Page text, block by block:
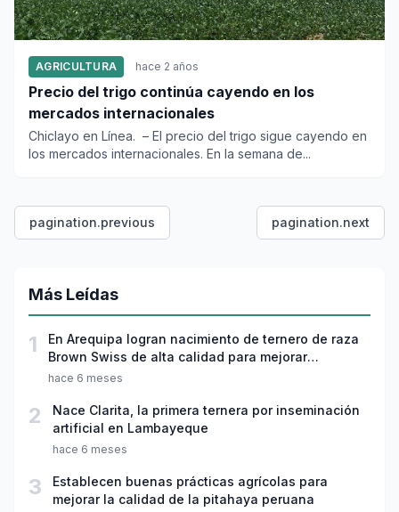
AGRICULTURA hace 2 años
Precio del trigo continúa cayendo en los
mercados internacionales
Chiclayo en Línea. – El precio del trigo sigue cayendo en
los mercados internacionales. En la semana de...
pagination.previous pagination.next
Más Leídas
1
En Arequipa logran nacimiento de ternero de raza
Brown Swiss de alta calidad para mejorar
producción láctea vacuna
hace 6 meses
2
Nace Clarita, la primera ternera por inseminación
artificial en Lambayeque
hace 6 meses
3
Establecen buenas prácticas agrícolas para
mejorar la calidad de la pitahaya peruana